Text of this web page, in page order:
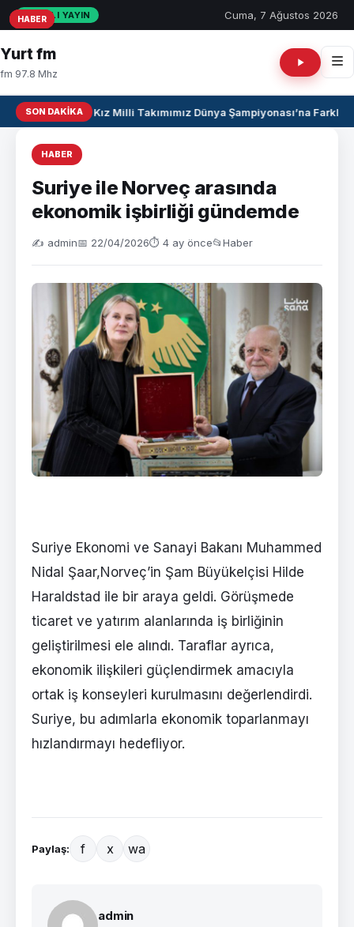
CANLI YAYIN Cuma, 7 Ağustos 2026
Yurt fm
fm 97.8 Mhz
SON DAKIKAU17 Kız Milli Takımımız Dünya Şampiyonası’na Farklı
HABER
Suriye ile Norveç arasında
ekonomik işbirliği gündemde
✍️ admin📅 22/04/2026⏱ 4 ay önce📂Haber
Suriye Ekonomi ve Sanayi Bakanı Muhammed
Nidal Şaar,Norveç’in Şam Büyükelçisi Hilde
Haraldstad ile bir araya geldi. Görüşmede
ticaret ve yatırım alanlarında iş birliğinin
geliştirilmesi ele alındı. Taraflar ayrıca,
ekonomik ilişkileri güçlendirmek amacıyla
ortak iş konseyleri kurulmasını değerlendirdi.
Suriye, bu adımlarla ekonomik toparlanmayı
hızlandırmayı hedefliyor.
Paylaş: f x wa
admin
HABER
HABER
HABER